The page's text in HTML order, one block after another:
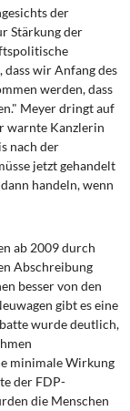
der
Stärkung der
dass wir Anfang des
werden, dass
Meyer dringt auf
warnte Kanzlerin
nach der
jetzt gehandelt
handeln, wenn
ab 2009 durch
Abschreibung
besser von den
gibt es eine
wurde deutlich,
minimale Wirkung
der FDP-
die Menschen